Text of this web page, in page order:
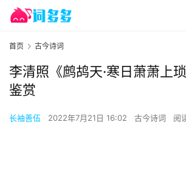
首页 古今诗词
李清照《鹧鸪天·寒日萧萧上
鉴赏
长袖善伍 2022年7月21日 16:02 古今诗词 阅